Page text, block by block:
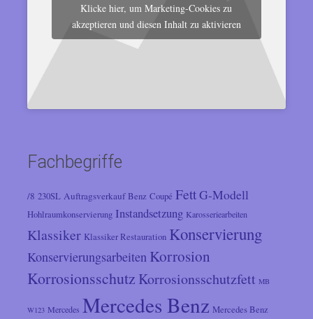
Klicke hier, um Marketing-Cookies zu
akzeptieren und diesen Inhalt zu aktivieren
Fachbegriffe
/8 230SL Auftragsverkauf Benz Coupé FettG-Modell
Hohlraumkonservierung Instandsetzung Karosseriearbeiten
Klassiker Klassiker Restauration Konservierung
Konservierungsarbeiten Korrosion
Korrosionsschutz Korrosionsschutzfett MB
W123 Mercedes Mercedes Benz Mercedes Benz